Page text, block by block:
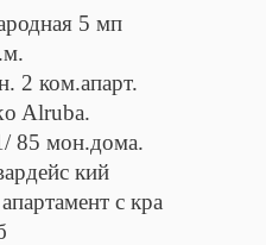
5 мп
2 ком.апарт.
Alruba.
85 мон.дома.
кий
с кра